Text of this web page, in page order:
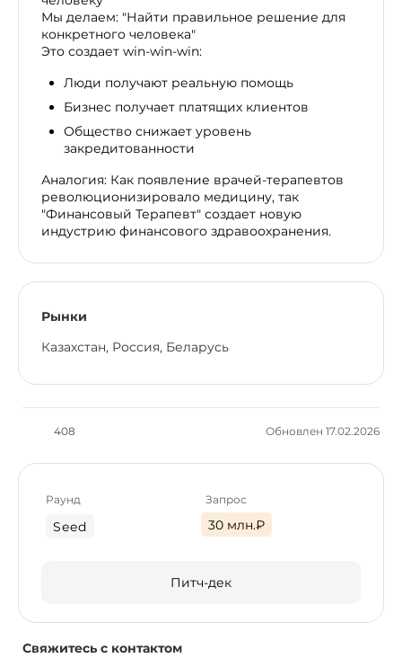
Мы делаем: "Найти правильное решение для
конкретного человека"
Это создает win-win-win:
Люди получают реальную помощь
Бизнес получает платящих клиентов
Общество снижает уровень
закредитованности
Аналогия: Как появление врачей-терапевтов
революционизировало медицину, так
"Финансовый Терапевт" создает новую
индустрию финансового здравоохранения.
Рынки
Казахстан, Россия, Беларусь
408 Обновлен 17.02.2026
Раунд
Seed
Запрос
30 млн.₽
Питч-дек
Свяжитесь с контактом